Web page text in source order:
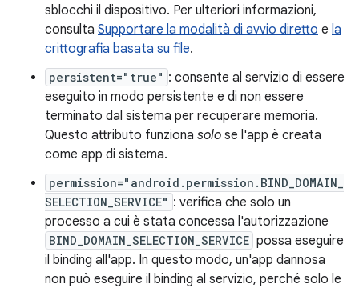
sblocchi il dispositivo. Per ulteriori informazioni,
consulta Supportare la modalità di avvio diretto e la
crittografia basata su file.
persistent="true" : consente al servizio di essere
eseguito in modo persistente e di non essere
terminato dal sistema per recuperare memoria.
Questo attributo funziona solo se l'app è creata
come app di sistema.
permission="android.permission.BIND_DOMAIN_
SELECTION_SERVICE" : verifica che solo un
processo a cui è stata concessa l'autorizzazione
BIND_DOMAIN_SELECTION_SERVICE possa eseguire
il binding all'app. In questo modo, un'app dannosa
non può eseguire il binding al servizio, perché solo le